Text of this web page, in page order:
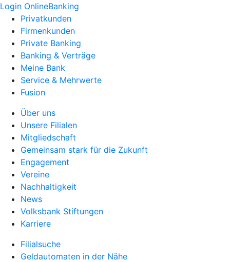
Login OnlineBanking
Privatkunden
Firmenkunden
Private Banking
Banking & Verträge
Meine Bank
Service & Mehrwerte
Fusion
Über uns
Unsere Filialen
Mitgliedschaft
Gemeinsam stark für die Zukunft
Engagement
Vereine
Nachhaltigkeit
News
Volksbank Stiftungen
Karriere
Filialsuche
Geldautomaten in der Nähe